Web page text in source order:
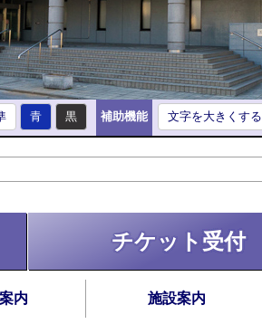
青 黒 補助機能 文字を大きくする
チケット受付
内 施設案内